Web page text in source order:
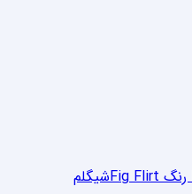
شیگلم